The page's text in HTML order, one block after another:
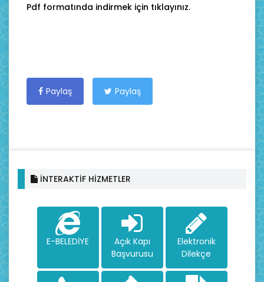
Pdf formatında indirmek için tıklayınız.
Paylaş Paylaş
İNTERAKTİF HİZMETLER
E-BELEDİYE
Açık Kapı
Başvurusu
Elektronik
Dilekçe